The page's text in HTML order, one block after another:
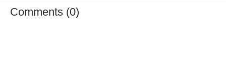
Comments (0)